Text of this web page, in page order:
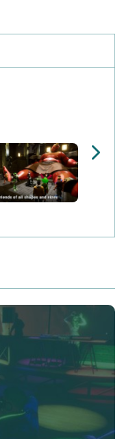
zaprosić do
by
rozrywki, kino,
hotel. Jedyną
naprawdę
ale też
skonstruowane
sieci po to, by inni
co przypomina